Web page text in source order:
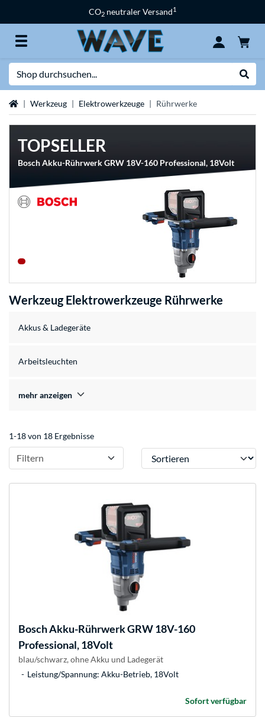
CO2 neutraler Versand1
StartseiteWerkzeug Elektrowerkzeuge Rührwerke
TOPSELLER
Bosch Akku-Rührwerk GRW 18V-160 Professional, 18Volt
Werkzeug Elektrowerkzeuge Rührwerke
Akkus & Ladegeräte
Arbeitsleuchten
mehr anzeigen
1-18 von 18 Ergebnisse
Filtern Sortieren
BoschAkku-Rührwerk GRW 18V-160
Professional, 18Volt
blau/schwarz, ohne Akku und Ladegerät
Leistung/Spannung: Akku-Betrieb, 18Volt
Sofort verfügbar